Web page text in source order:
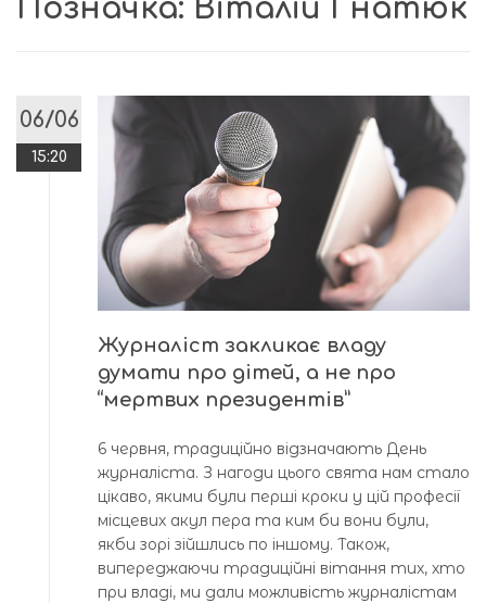
Позначка: Віталій Гнатюк
06/06
15:20
Журналіст закликає владу
думати про дітей, а не про
“мертвих президентів”
6 червня, традиційно відзначають День
журналіста. З нагоди цього свята нам стало
цікаво, якими були перші кроки у цій професії
місцевих акул пера та ким би вони були,
якби зорі зійшлись по іншому. Також,
випереджаючи традиційні вітання тих, хто
при владі, ми дали можливість журналістам